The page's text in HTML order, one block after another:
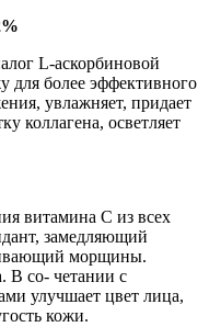
L-аскорбиновой
для более эффективного
увлажняет, придает
коллагена, осветляет
витамина С из всех
замедляющий
морщины.
В со- четании с
улучшает цвет лица,
кожи.